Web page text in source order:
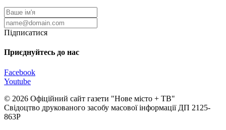
Підписатися
Приєднуйтесь до нас
Facebook
Youtube
© 2026 Офіційний сайт газети "Нове мiсто + ТВ"
Свідоцтво друкованого засобу масової інформації ДП 2125-
863Р